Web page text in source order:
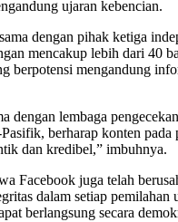
ujaran kebencian.
dengan pihak ketiga
mencakup lebih dari 40
berpotensi mengandung
dengan lembaga
berharap konten pada
dan kredibel,” imbuhnya.
Facebook juga telah
dalam setiap pemilahan
berlangsung secara